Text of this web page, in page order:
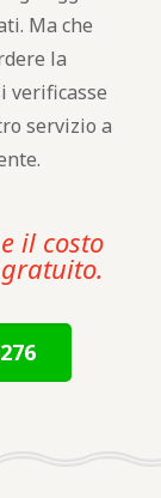
Ma che
la
verificasse
servizio a
il costo